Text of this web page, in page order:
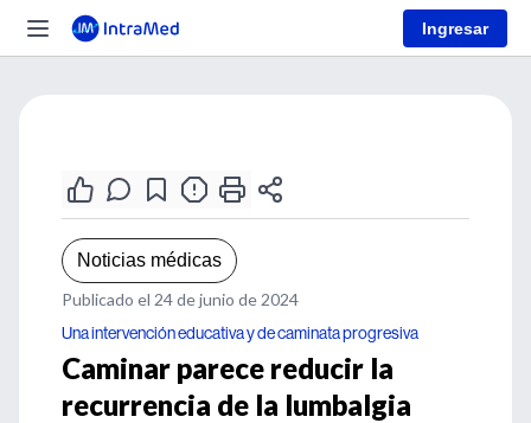
Ingresar
Noticias médicas
Publicado el 24 de junio de 2024
Una intervención educativa y de caminata progresiva
Caminar parece reducir la
recurrencia de la lumbalgia